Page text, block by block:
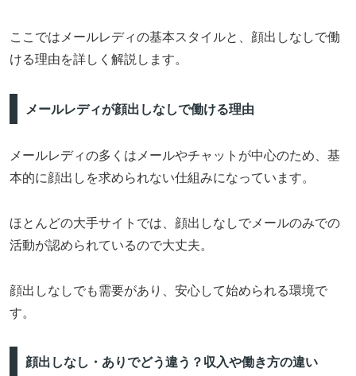
ここではメールレディの基本スタイルと、顔出しなしで働
ける理由を詳しく解説します。
メールレディが顔出しなしで働ける理由
メールレディの多くはメールやチャットが中心のため、基
本的に顔出しを求められない仕組みになっています。
ほとんどの大手サイトでは、顔出しなしでメールのみでの
活動が認められているので大丈夫。
顔出しなしでも需要があり、安心して始められる環境で
す。
顔出しなし・ありでどう違う？収入や働き方の違い